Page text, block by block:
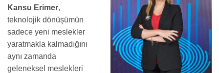
Kansu Erimer,
teknolojik dönüşümün
sadece yeni meslekler
yaratmakla kalmadığını
aynı zamanda
geleneksel meslekleri